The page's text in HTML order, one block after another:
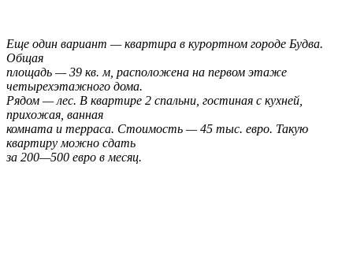
Еще один вариант — квартира в курортном городе Будва.
Общая
площадь — 39 кв. м, расположена на первом этаже
четырехэтажного дома.
Рядом — лес. В квартире 2 спальни, гостиная с кухней,
прихожая, ванная
комната и терраса. Стоимость — 45 тыс. евро. Такую
квартиру можно сдать
за 200—500 евро в месяц.